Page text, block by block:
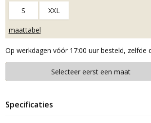
S
XXL
maattabel
Op werkdagen vóór 17:00 uur besteld, zelfde
Plaats in winkelmand
Selecteer eerst een maat
Specificaties